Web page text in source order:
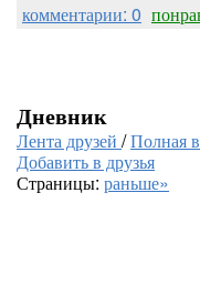
комментарии: 0
Дневник
Лента друзей /Полная
Добавить в друзья
Страницы: раньше»